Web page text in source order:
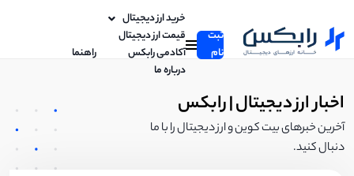
ثبت
نام
خرید ارز دیجیتال
قیمت ارز دیجیتال
آکادمی رابکس
راهنما
درباره ما
اخبار ارز دیجیتال | رابکس
آخرین خبرهای بیت کوین و ارز دیجیتال را با ما
دنبال کنید.